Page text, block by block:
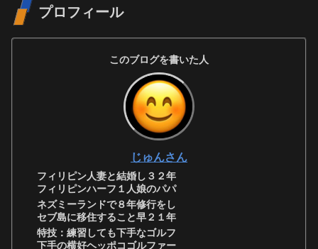
プロフィール
このブログを書いた人
じゅんさん
フィリピン人妻と結婚し３２年
フィリピンハーフ１人娘のパパ
ネズミーランドで８年修行をし
セブ島に移住すること早２１年
特技：練習しても下手なゴルフ
下手の横好ヘッポコゴルファー